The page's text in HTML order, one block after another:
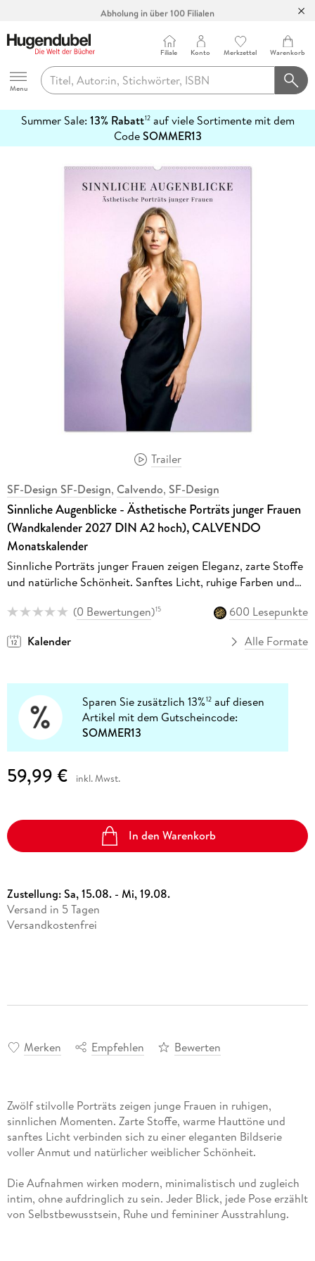
Abholung in über 100 Filialen
Hugendubel
Menu
Filiale Konto Merkzettel Warenkorb
Summer Sale: 13% Rabatt12auf viele Sortimente mit dem
CodeSOMMER13
erfahren
Trailer
SF-Design SF-Design, Calvendo, SF-Design
Sinnliche Augenblicke - Ästhetische Porträts junger Frauen
(Wandkalender 2027 DIN A2 hoch), CALVENDO
Monatskalender
Sinnliche Porträts junger Frauen zeigen Eleganz, zarte Stoffe
und natürliche Schönheit. Sanftes Licht, ruhige Farben und
Bildserie.
(0 Bewertungen)15
600 Lesepunkte
Kalender
Alle Formate
Sparen Sie zusätzlich 13%12 auf diesen
Artikel mit dem Gutscheincode:
SOMMER13
59,99 € inkl. Mwst.
In den Warenkorb
Zustellung:Sa, 15.08. - Mi, 19.08.
Versand in 5 Tagen
Versandkostenfrei
Merken Empfehlen Bewerten
Zwölf stilvolle Porträts zeigen junge Frauen in ruhigen,
sinnlichen Momenten. Zarte Stoffe, warme Hauttöne und
sanftes Licht verbinden sich zu einer eleganten Bildserie
voller Anmut und natürlicher weiblicher Schönheit.
Die Aufnahmen wirken modern, minimalistisch und zugleich
intim, ohne aufdringlich zu sein. Jeder Blick, jede Pose erzählt
von Selbstbewusstsein, Ruhe und femininer Ausstrahlung.